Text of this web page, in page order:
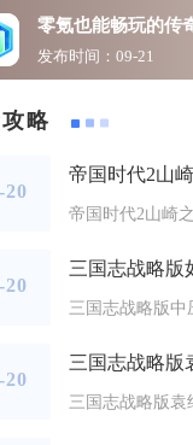
零氪也能畅玩的传
发布时间：09-21
略
20
帝国时代2山
帝国时代2山崎
20
三国志战略版
三国志战略版中
20
三国志战略版
三国志战略版袁